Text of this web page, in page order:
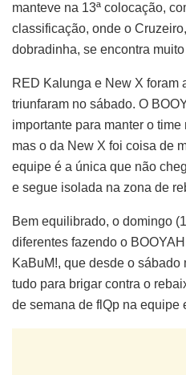
manteve na 13ª colocação,
classificação, onde o
dobradinha, se encontra
RED Kalunga e New X foram
triunfaram no sábado. O
importante para manter o
mas o da New X foi coisa de
equipe é a única que não
e segue isolada na zona de
Bem equilibrado, o domingo
diferentes fazendo o
KaBuM!, que desde o sábado
tudo para brigar contra o
de semana de flQp na equipe